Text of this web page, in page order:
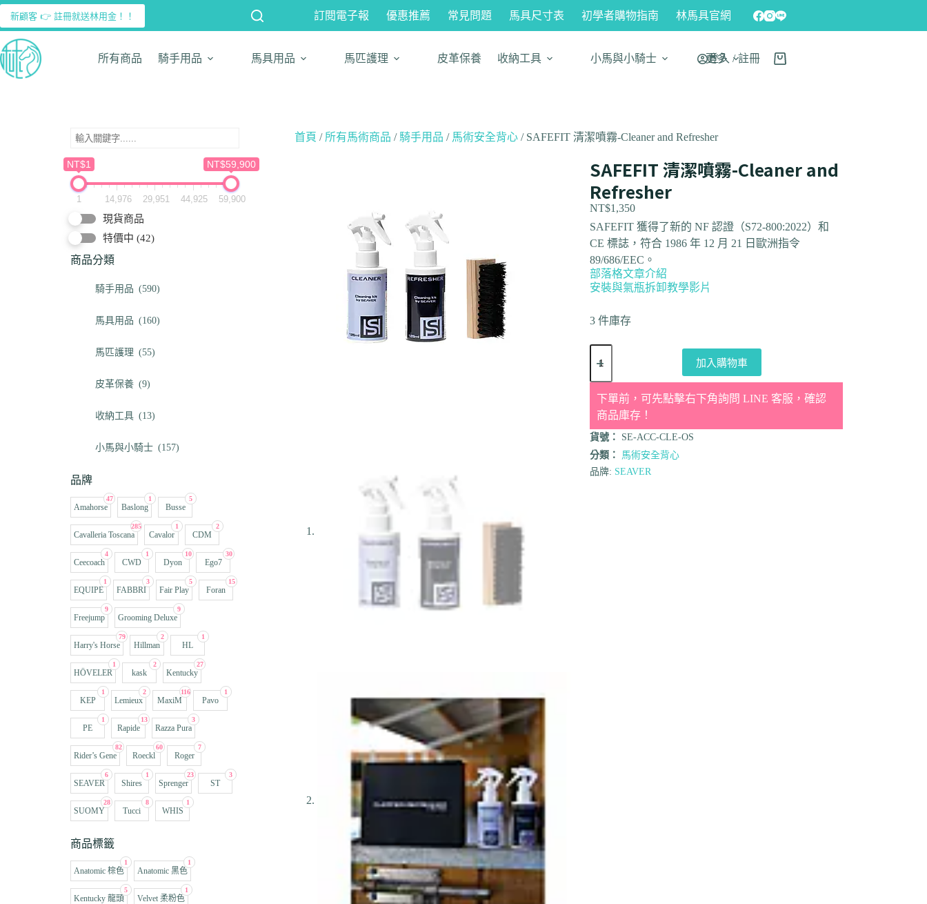
新顧客 👉 註冊就送林用金！！ 訂閱電子報 優惠推薦 常見問題 馬具尺寸表 初學者購物指南 林馬具官網
所有商品 騎手用品 馬具用品 馬匹護理 皮革保養 收納工具 小馬與小騎士 更多
登入 / 註冊
NT$1 NT$59,900
1 14,976 29,951 44,925 59,900
現貨商品
特價中 (42)
商品分類
騎手用品 (590)
馬具用品 (160)
馬匹護理 (55)
皮革保養 (9)
收納工具 (13)
小馬與小騎士 (157)
品牌
47
Amahorse
1
Baslong
5
Busse
285
Cavalleria Toscana
1
Cavalor
2
CDM
4
Ceecoach
1
CWD
10
Dyon
30
Ego7
1
EQUIPE
3
FABBRI
5
Fair Play
15
Foran
9
Freejump
9
Grooming Deluxe
79
Harry's Horse
2
Hillman
1
HL
1
HÖVELER
2
kask
27
Kentucky
1
KEP
2
Lemieux
116
MaxiM
1
Pavo
1
PE
13
Rapide
3
Razza Pura
82
Rider’s Gene
60
Roeckl
7
Roger
6
SEAVER
1
Shires
23
Sprenger
3
ST
28
SUOMY
8
Tucci
1
WHIS
商品標籤
1
Anatomic 棕色
1
Anatomic 黑色
5
Kentucky 龍頭
1
Velvet 柔粉色
首頁 / 所有馬術商品 / 騎手用品 / 馬術安全背心 / SAFEFIT 清潔噴霧-Cleaner and Refresher
SAFEFIT 清潔噴霧-Cleaner and
Refresher
NT$1,350
SAFEFIT 獲得了新的 NF 認證（S72-800:2022）和
CE 標誌，符合 1986 年 12 月 21 日歐洲指令
89/686/EEC。
部落格文章介紹
安裝與氣瓶拆卸教學影片
3 件庫存
加入購物車
下單前，可先點擊右下角詢問 LINE 客服，確認
商品庫存！
貨號： SE-ACC-CLE-OS
分類：
馬術安全背心
品牌: SEAVER